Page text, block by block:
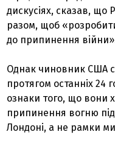
дискусіях, сказав, що
разом, щоб
до припинення
Однак чиновник США
протягом останніх 24
ознаки того, що вони
припинення вогню під
Лондоні, а не рамки